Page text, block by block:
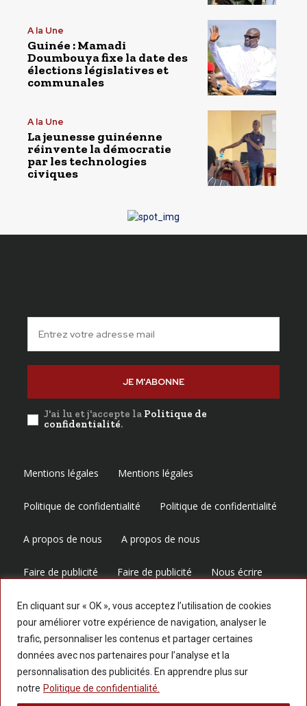
En cliquant sur « OK », vous acceptez l’utilisation de cookies
pour améliorer votre expérience de navigation, analyser le
trafic, personnaliser les contenus et partager certaines
données avec nos partenaires pour l’analyse et la
personnalisation des publicités. En apprendre plus sur
notre Politique de confidentialité.
A la Une
Guinée : Mamadi
Doumbouya fixe la date des
élections législatives et
communales
A la Une
La jeunesse guinéenne
réinvente la démocratie
par les technologies
civiques
JE M'ABONNE
J'ai lu et j'accepte la Politique de
confidentialité.
Mentions légales Mentions légales
Politique de confidentialité Politique de confidentialité
A propos de nous A propos de nous
Faire de publicité Faire de publicité Nous écrire
Nous écrire
Suivez-nous